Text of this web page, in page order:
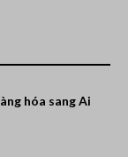
hóa sang Ai